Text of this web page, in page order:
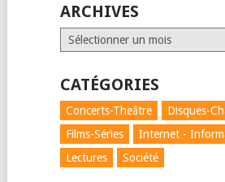
ARCHIVES
Archives
CATÉGORIES
Concerts-Theâtre
Disques-
Films-Séries
Internet -
Lectures
Société